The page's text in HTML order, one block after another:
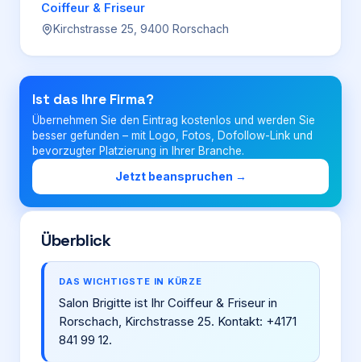
Für Firmen
Login
Firma eintragen
Coiffeur & Friseur
Kirchstrasse 25, 9400 Rorschach
Ist das Ihre Firma?
Übernehmen Sie den Eintrag kostenlos und werden Sie
besser gefunden – mit Logo, Fotos, Dofollow-Link und
bevorzugter Platzierung in Ihrer Branche.
Jetzt beanspruchen →
Überblick
DAS WICHTIGSTE IN KÜRZE
Salon Brigitte ist Ihr Coiffeur & Friseur in
Rorschach, Kirchstrasse 25. Kontakt: +4171
841 99 12.